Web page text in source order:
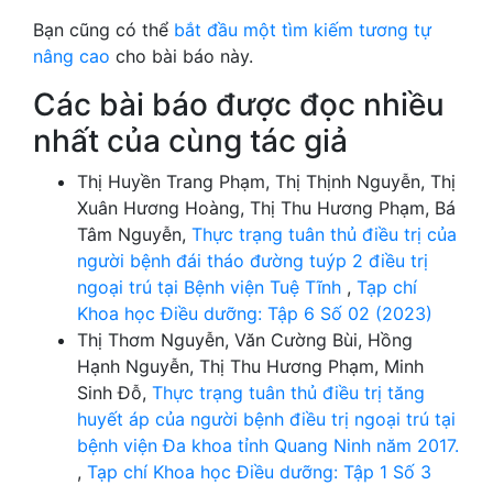
Bạn cũng có thể bắt đầu một tìm kiếm tương tự
nâng cao cho bài báo này.
Các bài báo được đọc nhiều
nhất của cùng tác giả
Thị Huyền Trang Phạm, Thị Thịnh Nguyễn, Thị
Xuân Hương Hoàng, Thị Thu Hương Phạm, Bá
Tâm Nguyễn, Thực trạng tuân thủ điều trị của
người bệnh đái tháo đường tuýp 2 điều trị
ngoại trú tại Bệnh viện Tuệ Tĩnh , Tạp chí
Khoa học Điều dưỡng: Tập 6 Số 02 (2023)
Thị Thơm Nguyễn, Văn Cường Bùi, Hồng
Hạnh Nguyễn, Thị Thu Hương Phạm, Minh
Sinh Đỗ, Thực trạng tuân thủ điều trị tăng
huyết áp của người bệnh điều trị ngoại trú tại
bệnh viện Đa khoa tỉnh Quang Ninh năm 2017.
, Tạp chí Khoa học Điều dưỡng: Tập 1 Số 3